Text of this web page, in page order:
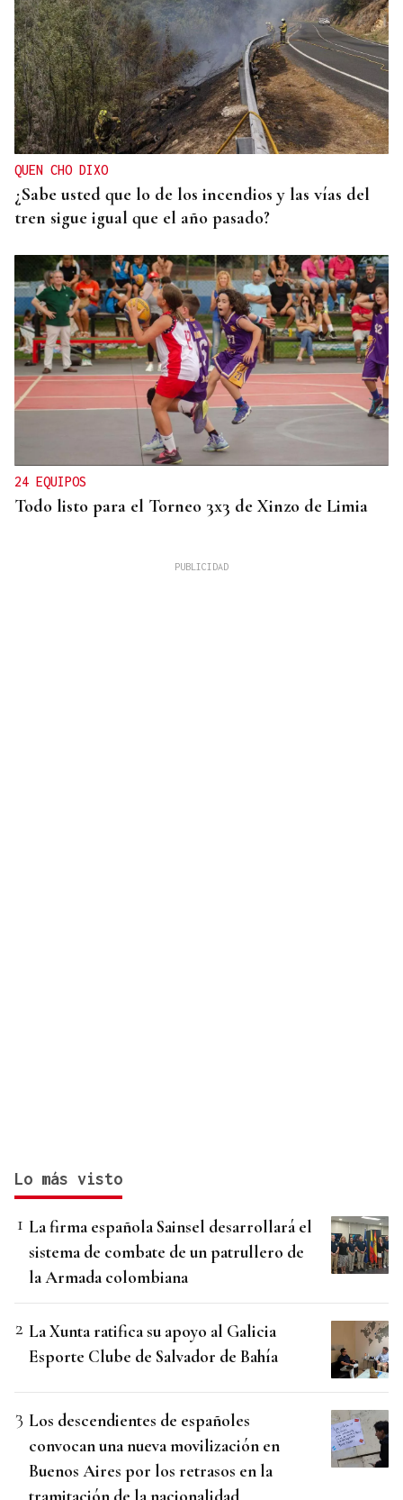
QUEN CHO DIXO
¿Sabe usted que lo de los incendios y las vías del
tren sigue igual que el año pasado?
24 EQUIPOS
Todo listo para el Torneo 3x3 de Xinzo de Limia
Lo más visto
La firma española Sainsel desarrollará el
sistema de combate de un patrullero de
la Armada colombiana
La Xunta ratifica su apoyo al Galicia
Esporte Clube de Salvador de Bahía
Los descendientes de españoles
convocan una nueva movilización en
Buenos Aires por los retrasos en la